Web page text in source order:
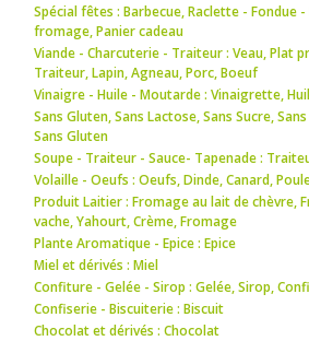
Spécial fêtes : Barbecue,Raclette - Fondue
fromage,Panier cadeau
Viande - Charcuterie - Traiteur : Veau,Plat
Traiteur,Lapin,Agneau,Porc,Boeuf
Vinaigre - Huile - Moutarde : Vinaigrette,
Sans Gluten, Sans Lactose, Sans Sucre,
Sans Gluten
Soupe - Traiteur - Sauce- Tapenade :
Volaille - Oeufs : Oeufs,Dinde,Canard,
Produit Laitier : Fromage au lait de chèvre,
vache,Yahourt,Crème,Fromage
Plante Aromatique - Epice : Epice
Miel et dérivés : Miel
Confiture - Gelée - Sirop : Gelée,Sirop,
Confiserie - Biscuiterie : Biscuit
Chocolat et dérivés : Chocolat